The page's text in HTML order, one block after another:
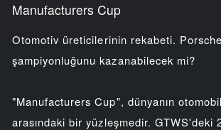
Manufacturers Cup
Otomotiv üreticilerinin rekabeti.
şampiyonluğunu kazanabilecek mi?
"Manufacturers Cup", dünyanın
arasındaki bir yüzleşmedir. GTWS'deki